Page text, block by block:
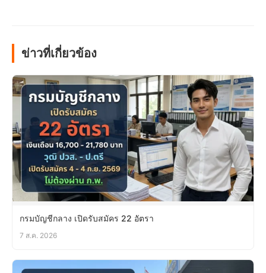
ข่าวที่เกี่ยวข้อง
กรมบัญชีกลาง เปิดรับสมัคร 22 อัตรา
7 ส.ค. 2026